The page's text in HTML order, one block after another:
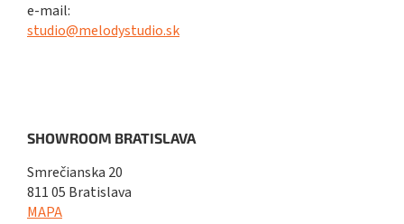
e-mail:
studio@melodystudio.sk
SHOWROOM BRATISLAVA
Smrečianska 20
811 05 Bratislava
MAPA